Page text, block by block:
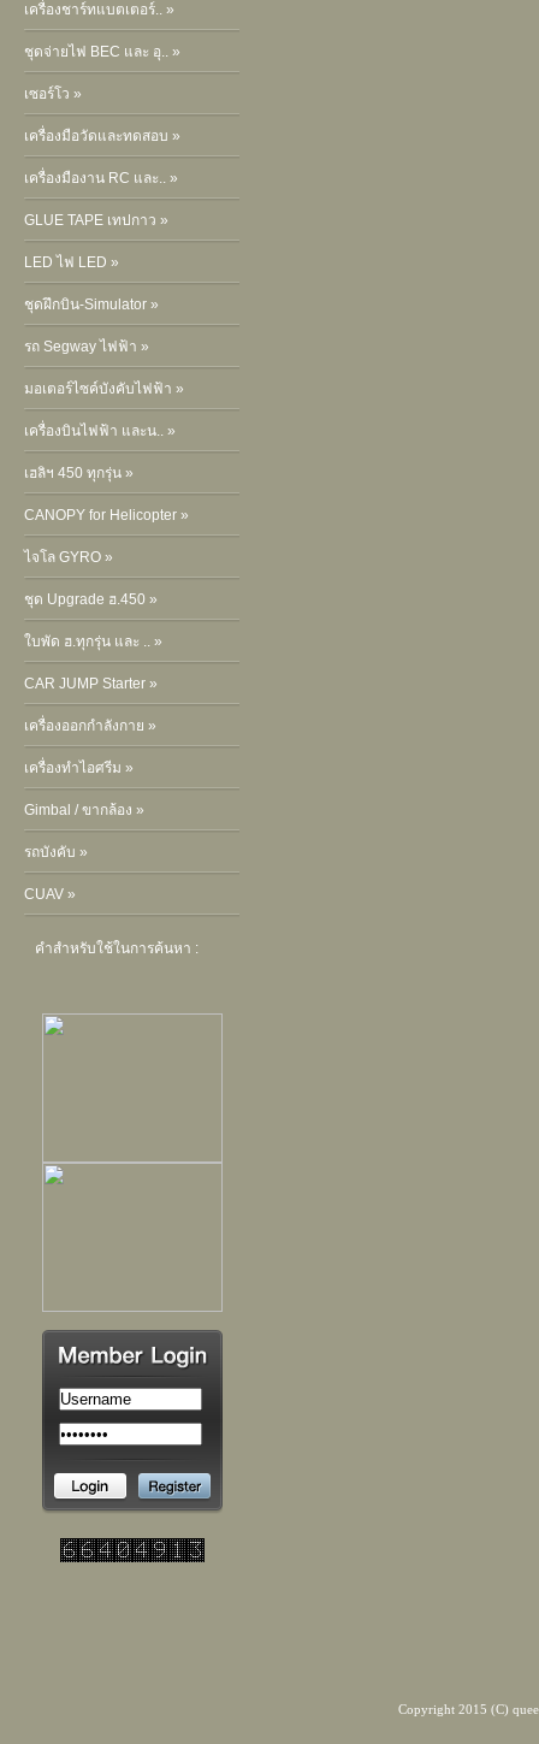
เครื่องชาร์ทแบตเตอร์.. »
ชุดจ่ายไฟ BEC และ อุ.. »
เซอร์โว »
เครื่องมือวัดและทดสอบ »
เครื่องมืองาน RC และ.. »
GLUE TAPE เทปกาว »
LED ไฟ LED »
ชุดฝึกบิน-Simulator »
รถ Segway ไฟฟ้า »
มอเตอร์ไซค์บังคับไฟฟ้า »
เครื่องบินไฟฟ้า และน.. »
เฮลิฯ 450 ทุกรุ่น »
CANOPY for Helicopter »
ไจโล GYRO »
ชุด Upgrade ฮ.450 »
ใบพัด ฮ.ทุกรุ่น และ .. »
CAR JUMP Starter »
เครื่องออกกำลังกาย »
เครื่องทำไอศรีม »
Gimbal / ขากล้อง »
รถบังคับ »
CUAV »
คำสำหรับใช้ในการค้นหา :
Copyright 2015 (C)